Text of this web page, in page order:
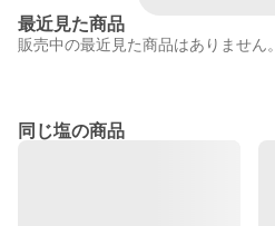
最近見た商品
販売中の最近見た商品はありません。
同じ塩の商品